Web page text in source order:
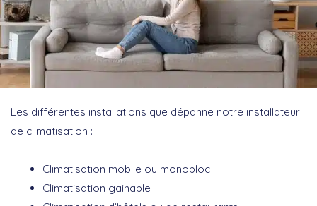
Les différentes installations que dépanne notre installateur
de climatisation :
Climatisation mobile ou monobloc
Climatisation gainable